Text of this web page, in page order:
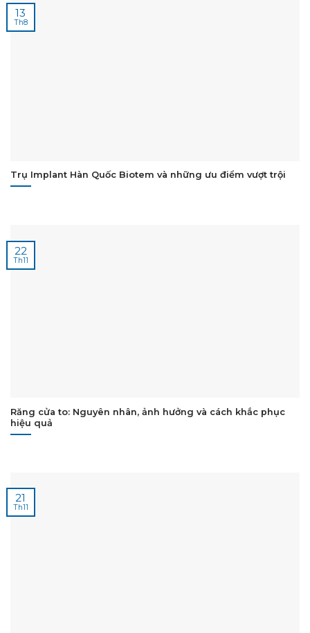
Trụ Implant Hàn Quốc Biotem và những ưu điểm vượt trội
13
Th8
Răng cửa to: Nguyên nhân, ảnh hưởng và cách khắc phục
hiệu quả
22
Th11
21
Th11